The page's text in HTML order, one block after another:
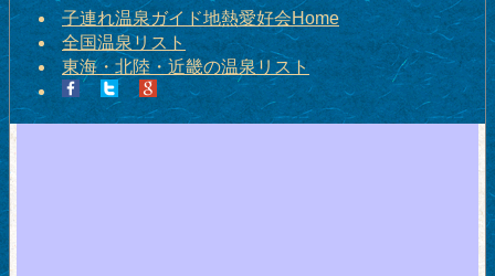
子連れ温泉ガイド地熱愛好会Home
全国温泉リスト
東海・北陸・近畿の温泉リスト